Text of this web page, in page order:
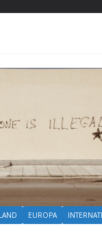
EUROPA